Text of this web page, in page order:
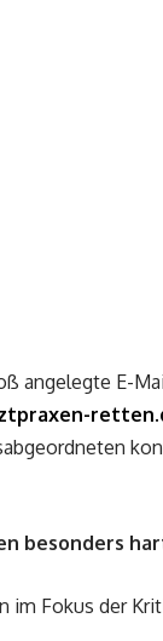
angelegte E-
besonders
im Fokus der